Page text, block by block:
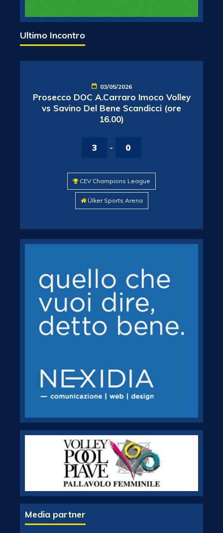
Ultimo Incontro
03/05/2026
Prosecco DOC A.Carraro Imoco Volley
vs Savino Del Bene Scandicci (ore
16.00)
3 - 0
CEV Champions League
Ülker Sports Arena
Media partner